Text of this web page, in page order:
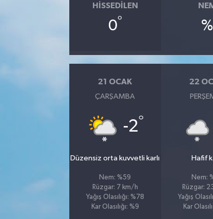
HISSEDILEN
0° %
21 OCAK
ÇARŞAMBA
-2°
Düzensiz orta kuvvetli karlı
Nem: %59
Rüzgar: 7 km/h
Yağış Olasılığı: %78
Kar Olasılığı: %9
22
Hafif
Nem:
Rüzgar:
Yağış
Kar